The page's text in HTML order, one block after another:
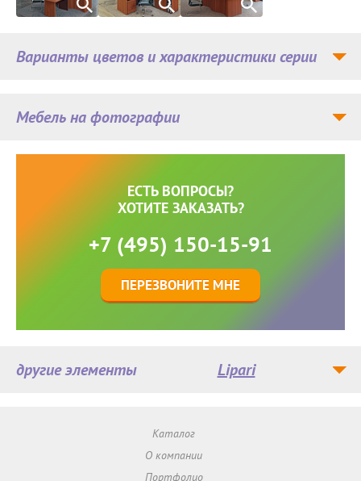
Мебель на фотографии
Варианты цветов и характеристики серии
ЕСТЬ ВОПРОСЫ?
ХОТИТЕ ЗАКАЗАТЬ?
+7 (495) 150-15-91
ПЕРЕЗВОНИТЕ МНЕ
другие элементы Lipari
Каталог
О компании
Портфолио